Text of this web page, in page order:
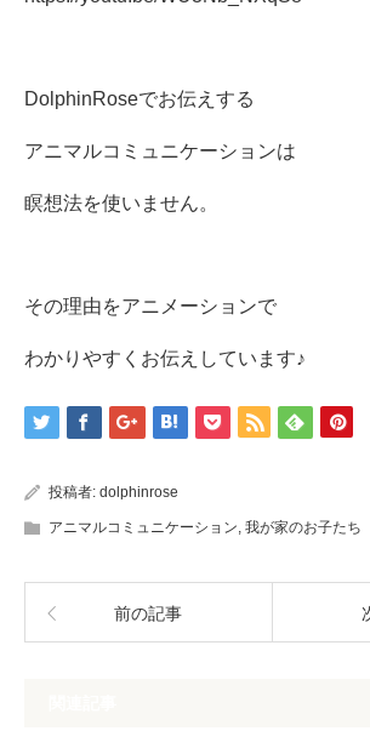
DolphinRoseでお伝えする
アニマルコミュニケーションは
瞑想法を使いません。
その理由をアニメーションで
わかりやすくお伝えしています♪
投稿者: dolphinrose
アニマルコミュニケーション, 我が家のお子たち
前の記事